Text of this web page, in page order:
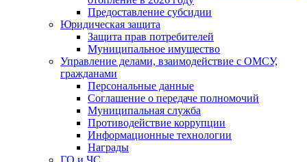
Предоставление субсидии
Юридическая защита
Защита прав потребителей
Муниципальное имущество
Управление делами, взаимодействие с ОМСУ,
гражданами
Персональные данные
Соглашение о передаче полномочий
Муниципальная служба
Противодействие коррупции
Информационные технологии
Награды